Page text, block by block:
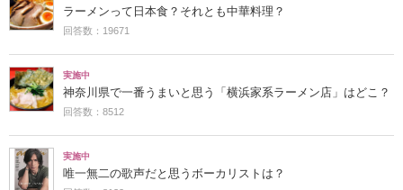
ラーメンって日本食？それとも中華料理？
回答数：19671
実施中
神奈川県で一番うまいと思う「横浜家系ラーメン店」はどこ？
回答数：8512
実施中
唯一無二の歌声だと思うボーカリストは？